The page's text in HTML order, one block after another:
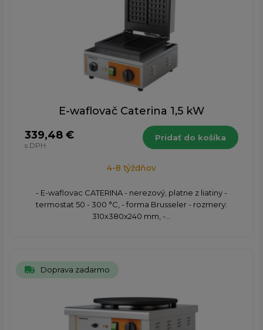
E-waflovač Caterina 1,5 kW
339,48 €
s DPH
Pridať do košíka
4-8 týždňov
- E-waflovac CATERINA - nerezový, platne z liatiny -
termostat 50 - 300 °C, - forma Brusseler - rozmery:
310x380x240 mm, -...
Doprava zadarmo